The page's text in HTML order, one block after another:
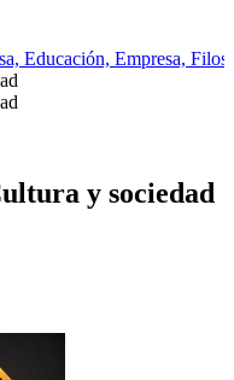
Educación, Empresa,
y sociedad